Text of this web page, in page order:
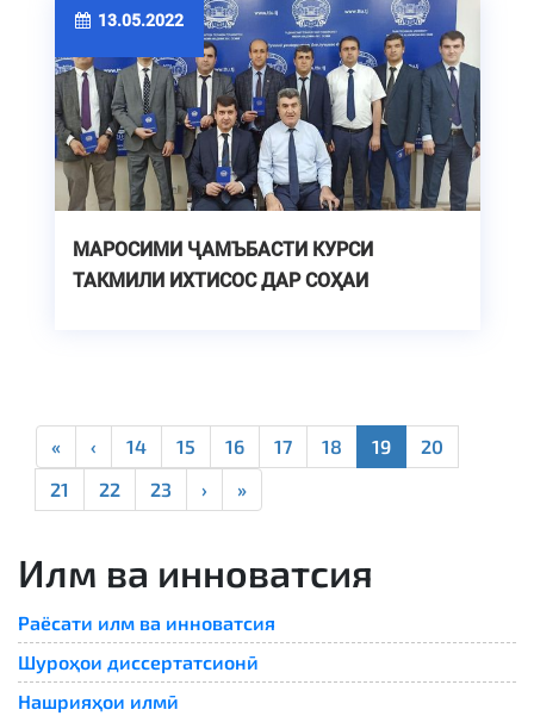
13.05.2022
МАРОСИМИ ҶАМЪБАСТИ КУРСИ
ТАКМИЛИ ИХТИСОС ДАР СОҲАИ
« ‹ 14 15 16 17 18 19
20
21
22 23 › »
Илм ва инноватсия
Раёсати илм ва инноватсия
Шуроҳои диссертатсионӣ
Нашрияҳои илмӣ